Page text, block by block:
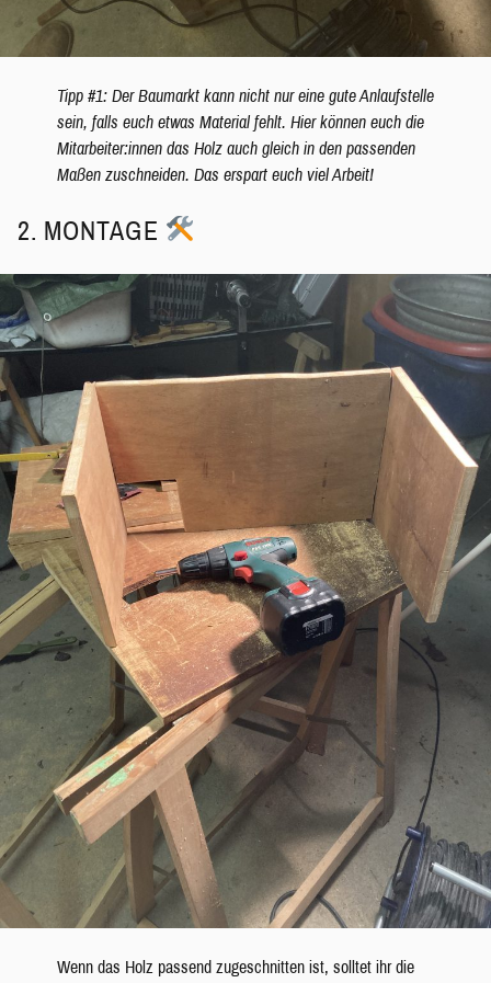
Tipp #1: Der Baumarkt kann nicht nur eine gute Anlaufstelle
sein, falls euch etwas Material fehlt. Hier können euch die
Mitarbeiter:innen das Holz auch gleich in den passenden
Maßen zuschneiden. Das erspart euch viel Arbeit!
2. MONTAGE
Wenn das Holz passend zugeschnitten ist, solltet ihr die